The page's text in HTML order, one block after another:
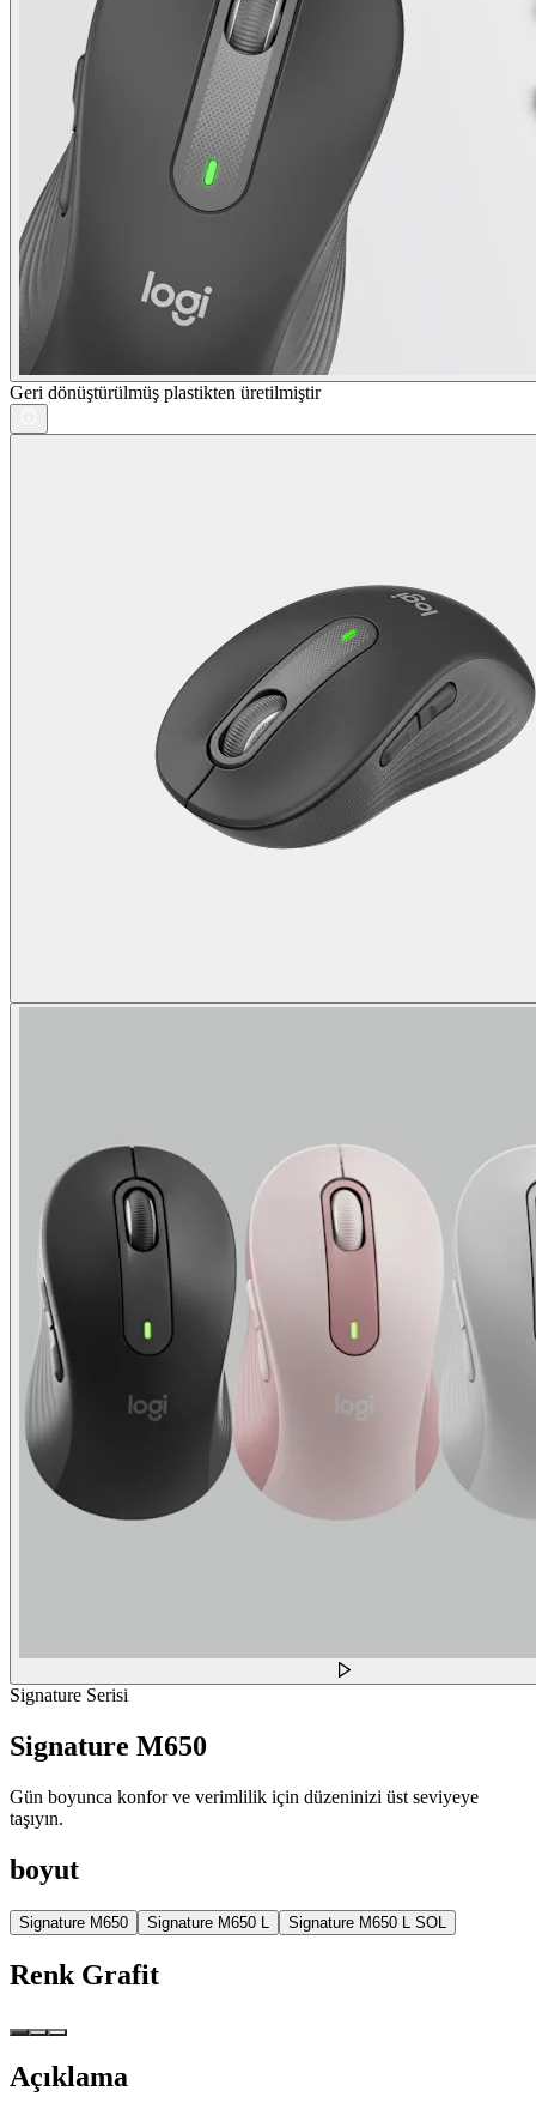
Geri dönüştürülmüş plastikten üretilmiştir
Signature Serisi
Signature M650
Gün boyunca konfor ve verimlilik için düzeninizi üst seviyeye
taşıyın.
boyut
Signature M650 Signature M650 L Signature M650 L SOL
Renk Grafit
Açıklama